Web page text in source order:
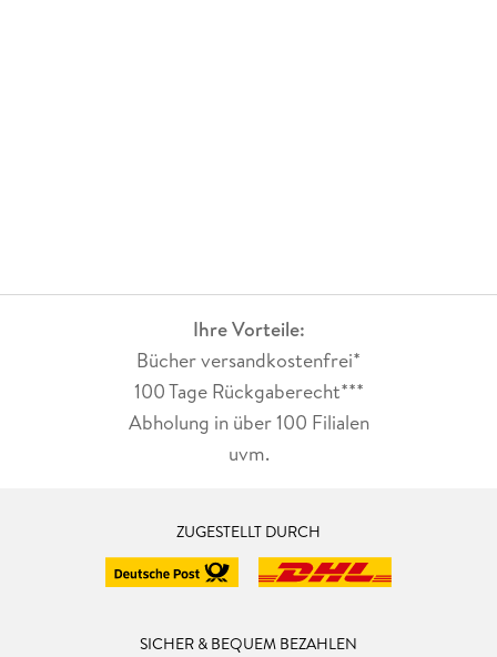
Ihre Vorteile:
Bücher versandkostenfrei*
100 Tage Rückgaberecht***
Abholung in über 100 Filialen
uvm.
ZUGESTELLT DURCH
SICHER & BEQUEM BEZAHLEN